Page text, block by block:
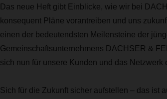
Das neue Heft gibt Einblicke, wie wir bei
konsequent Pläne vorantreiben und uns
einen der bedeutendsten Meilensteine der
Gemeinschaftsunternehmens DACHSER &
sich nun für unsere Kunden und das Netzwerk
Sich für die Zukunft sicher aufstellen – das ist